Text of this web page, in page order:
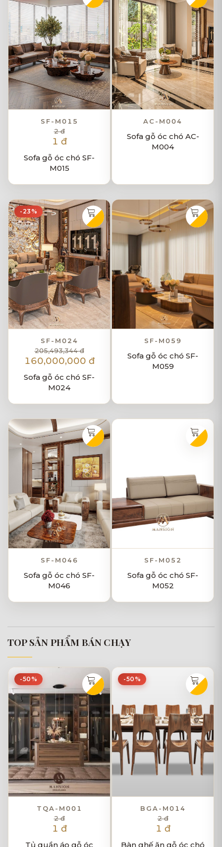
SF-M015
2 đ
1 đ
Sofa gỗ óc chó SF-
M015
AC-M004
Sofa gỗ óc chó AC-
M004
-23%
SF-M024
205,493,344 đ
160,000,000 đ
Sofa gỗ óc chó SF-
M024
SF-M059
Sofa gỗ óc chó SF-
M059
SF-M046
Sofa gỗ óc chó SF-
M046
SF-M052
Sofa gỗ óc chó SF-
M052
TOP SẢN PHẨM BÁN CHẠY
-50%
TQA-M001
2 đ
1 đ
Tủ quần áo gỗ óc
-50%
BGA-M014
2 đ
1 đ
Bàn ghế ăn gỗ óc chó